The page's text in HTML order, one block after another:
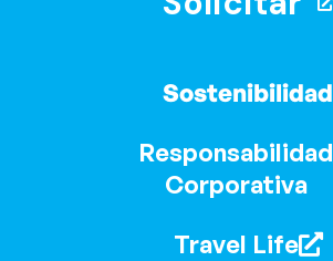
Sostenibilidad
Responsabilidad
Corporativa
Travel Life